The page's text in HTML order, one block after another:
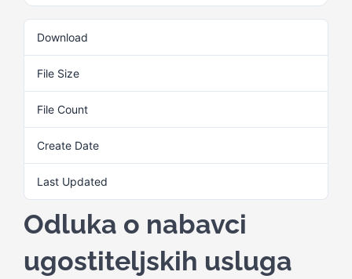
Edukativni materijali
Projekti
Kontakt
Search
Download
File Size
File Count
Create Date
Last Updated
Odluka o nabavci
ugostiteljskih usluga